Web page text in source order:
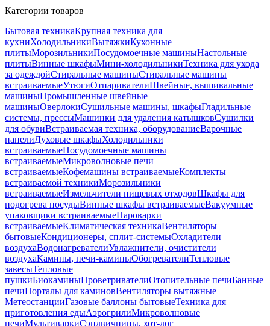
Категории товаров
Бытовая техникаКрупная техника для
кухниХолодильникиВытяжкиКухонные
плитыМорозильникиПосудомоечные машиныНастольные
плитыВинные шкафыМини-холодильникиТехника для ухода
за одеждойСтиральные машиныСтиральные машины
встраиваемыеУтюгиОтпаривателиШвейные, вышивальные
машиныПромышленные швейные
машиныОверлокиСушильные машины, шкафыГладильные
системы, прессыМашинки для удаления катышковСушилки
для обувиВстраиваемая техника, оборудованиеВарочные
панелиДуховые шкафыХолодильники
встраиваемыеПосудомоечные машины
встраиваемыеМикроволновые печи
встраиваемыеКофемашины встраиваемыеКомплекты
встраиваемой техникиМорозильники
встраиваемыеИзмельчители пищевых отходовШкафы для
подогрева посудыВинные шкафы встраиваемыеВакуумные
упаковщики встраиваемыеПароварки
встраиваемыеКлиматическая техникаВентиляторы
бытовыеКондиционеры, сплит-системыОхладители
воздухаВодонагревателиУвлажнители, очистители
воздухаКамины, печи-каминыОбогревателиТепловые
завесыТепловые
пушкиБиокаминыПроветривателиОтопительные печиБанные
печиПорталы для каминовВентиляторы вытяжные
МетеостанцииГазовые баллоны бытовыеТехника для
приготовления едыАэрогрилиМикроволновые
печиМультиваркиСэндвичницы, хот-дог